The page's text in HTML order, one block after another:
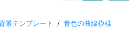
景テンプレート / 青色の曲線模様